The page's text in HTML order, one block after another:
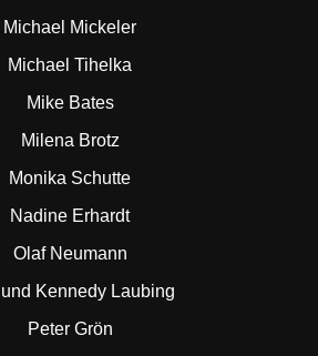
Michael Mickeler
Michael Tihelka
Mike Bates
Milena Brotz
Monika Schutte
Nadine Erhardt
Olaf Neumann
Kennedy Laubing
Peter Grön